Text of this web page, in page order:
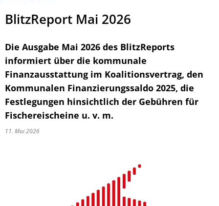
BlitzReport Mai 2026
Die Ausgabe Mai 2026 des BlitzReports
informiert über die kommunale
Finanzausstattung im Koalitionsvertrag, den
Kommunalen Finanzierungssaldo 2025, die
Festlegungen hinsichtlich der Gebühren für
Fischereischeine u. v. m.
11. Mai 2026